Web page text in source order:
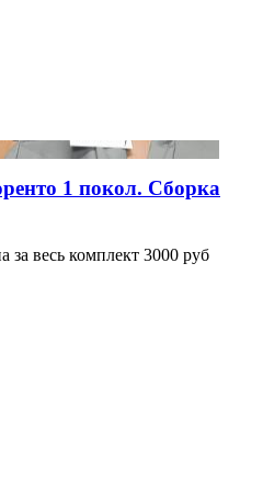
1 покол. Сборка
за весь комплект 3000 руб